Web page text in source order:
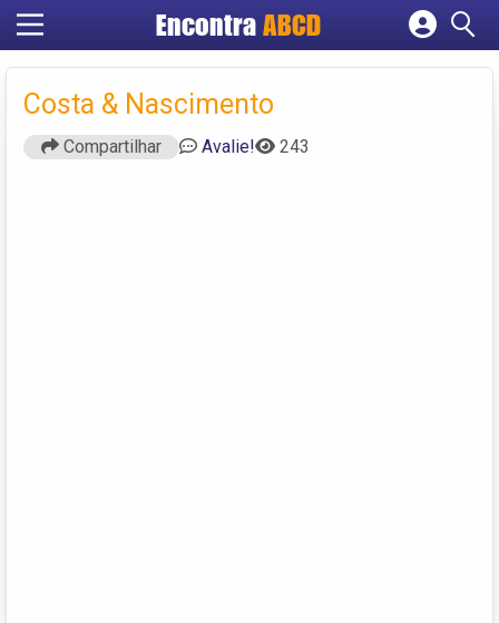
EncontraABCD
Cadastrar empresa
Criar conta
Costa & Nascimento
Compartilhar Avalie! 243